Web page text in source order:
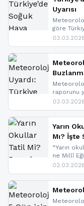
Uyarısı
göre
oluyor.
03.03.2026
raporunu
ve don
yapıldı.
03.03.2026
Yarın
Mı? İşte
“Yarın
ne Millî
yapılmış
sitemizi
02.03.2026